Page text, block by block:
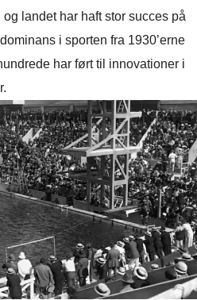
landet har haft stor succes på
i sporten fra 1930’erne
har ført til innovationer i